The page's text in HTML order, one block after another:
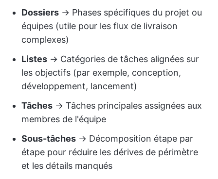
Dossiers → Phases spécifiques du projet ou
équipes (utile pour les flux de livraison
complexes)
Listes → Catégories de tâches alignées sur
les objectifs (par exemple, conception,
développement, lancement)
Tâches → Tâches principales assignées aux
membres de l'équipe
Sous-tâches → Décomposition étape par
étape pour réduire les dérives de périmètre
et les détails manqués